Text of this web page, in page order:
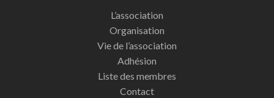
L’association
Organisation
Vie de l’association
Adhésion
Liste des membres
Contact